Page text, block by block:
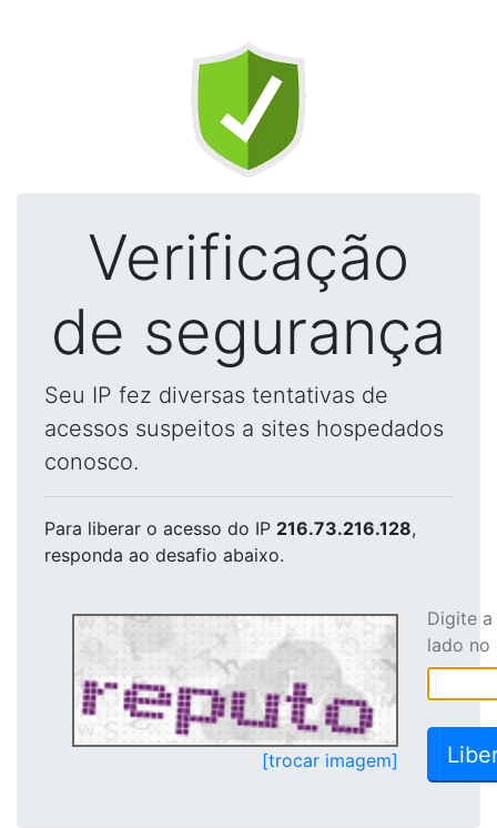
Verificação
de segurança
Seu IP fez diversas tentativas de
acessos suspeitos a sites hospedados
conosco.
Para liberar o acesso do IP 216.73.216.128,
responda ao desafio abaixo.
[trocar imagem]
Digite
lado no